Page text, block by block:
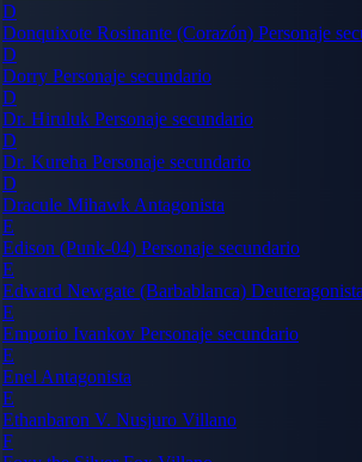
D
Donquixote Rosinante (Corazón) Personaje
D
Dorry Personaje secundario
D
Dr. Hiruluk Personaje secundario
D
Dr. Kureha Personaje secundario
D
Dracule Mihawk Antagonista
E
Edison (Punk-04) Personaje secundario
E
Edward Newgate (Barbablanca) Deuteragonista
E
Emporio Ivankov Personaje secundario
E
Enel Antagonista
E
Ethanbaron V. Nusjuro Villano
F